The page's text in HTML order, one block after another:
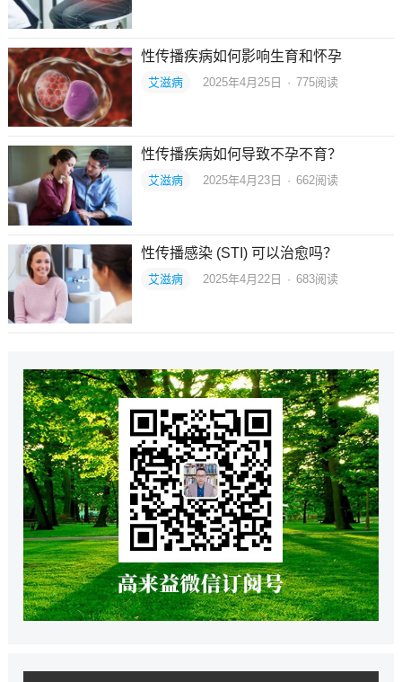
性传播疾病如何影响生育和怀孕
艾滋病 2025年4月25日 · 775阅读
性传播疾病如何导致不孕不育？
艾滋病 2025年4月23日 · 662阅读
性传播感染 (STI) 可以治愈吗？
艾滋病 2025年4月22日 · 683阅读